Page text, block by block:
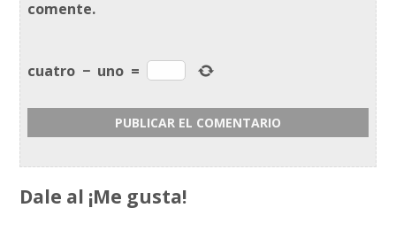
comente.
cuatro − uno =
Dale al ¡Me gusta!